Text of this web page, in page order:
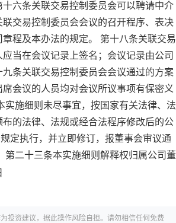
六条关联交易控制委员会可以聘请中介
交易控制委员会会议的召开程序、表决
程及本办法的规定。 第十八条关联交易
当在会议记录上签名；会议记录由公司
条关联交易控制委员会会议通过的方案
会议的人员均对会议所议事项有保密义
施细则未尽事宜，按国家有关法律、法
的法律、法规或经合法程序修改后的公
定执行，并立即修订，报董事会审议通
二十三条本实施细则解释权归属公司董
投资建议，据此操作风险自担。请勿相信任何免费